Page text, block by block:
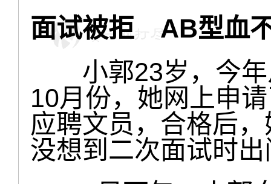
面试被拒 AB型血
小郭23岁，今年
10月份，她网上申
应聘文员，合格后
没想到二次面试时